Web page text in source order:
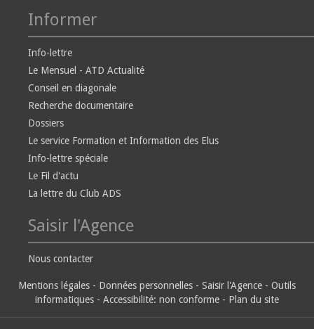
Informer
Info-lettre
Le Mensuel - ATD Actualité
Conseil en diagonale
Recherche documentaire
Dossiers
Le service Formation et Information des Elus
Info-lettre spéciale
Le Fil d'actu
La lettre du Club ADS
Saisir l'Agence
Nous contacter
Mentions légales - Données personnelles - Saisir l'Agence - Outils
informatiques - Accessibilité: non conforme - Plan du site